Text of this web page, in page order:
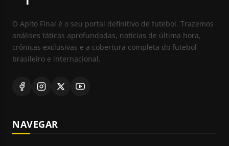
O Apito Final é o seu portal definitivo de futebol. Trazemos
análises táticas aprofundadas, notícias de última hora,
crônicas exclusivas e a cobertura completa do futebol
brasileiro e internacional.
NAVEGAR